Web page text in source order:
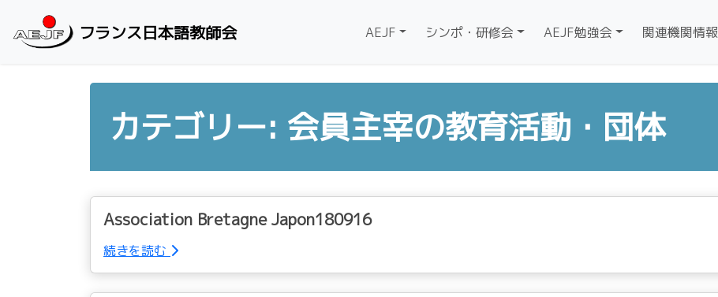
フランス日本語教師会 AEJF シンポ・研修会 AEJF勉強会 関連機関情報
カテゴリー: 会員主宰の教育活動・団体
Association Bretagne Japon180916
続きを読む